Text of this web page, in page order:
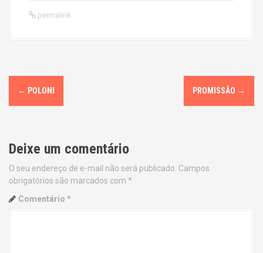
permalink
P
o
t
n
a
← POLONI PROMISSÃO →
Deixe um comentário
O seu endereço de e-mail não será publicado. Campos
obrigatórios são marcados com *
Comentário *